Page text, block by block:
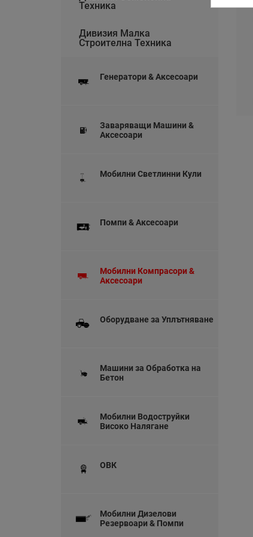
Техника
Дивизия Малка
Строителна Техника
Генератори & Аксесоари
Заваряващи Машини &
Аксесоари
Мобилни Светлинни Кули
Помпи & Аксесоари
Мобилни Компрасори &
Аксесоари
Оборудване за Уплътняване
Машини за Обработка на
Бетон
Мобилни Водоструйки
Високо Налягане
ОВК
Мобилни Дизелови
Резервоари & Помпи